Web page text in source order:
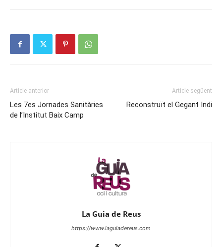
Article anterior
Les 7es Jornades Sanitàries
de l’Institut Baix Camp
Article següent
Reconstruït el Gegant Indi
La Guia de Reus
https://www.laguiadereus.com